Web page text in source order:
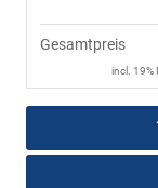
Gesamtpreis
incl. 19%